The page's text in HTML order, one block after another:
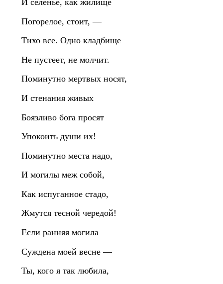
Погорелое, стоит, —
Тихо все. Oдно кладбище
Не пустеет, не молчит.
Поминутно мертвых носят,
И стенания живых
Боязливо бога просят
Упокоить души их!
Поминутно места надо,
И могилы меж собой,
Как испуганное стадо,
Жмутся тесной чередой!
Если ранняя могила
Суждена моей весне —
Ты, кого я так любила,